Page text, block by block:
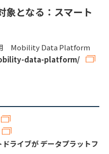
象となる：スマート
Mobility Data Platform
data-platform/
ライブが データプラットフ